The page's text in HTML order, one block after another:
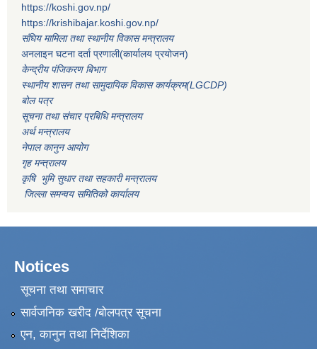
https://koshi.gov.np/
https://krishibajar.koshi.gov.np/
संघिय मामिला तथा स्थानीय विकास मन्त्रालय
अनलाइन घटना दर्ता प्रणाली(कार्यालय प्रयोजन)
केन्द्रीय पंजिकरण बिभाग
स्थानीय शासन तथा सामुदायिक विकास कार्यक्रम(LGCDP)
बोल पत्र
सूचना तथा संचार प्रबिधि मन्त्रालय
अर्थ मन्त्रालय
नेपाल कानुन आयोग
गृह मन्त्रालय
कृषि भुमि सुधार तथा सहकारी मन्त्रालय
जिल्ला समन्वय समितिको कार्यालय
Notices
सूचना तथा समाचार
सार्वजनिक खरीद /बोलपत्र सूचना
एन, कानुन तथा निर्देशिका